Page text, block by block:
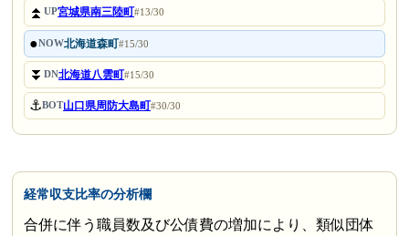
⏫UP宮城県南三陸町#13/30
●NOW北海道森町#15/30
⏬DN北海道八雲町#15/30
⚓BOT山口県周防大島町#30/30
経常収支比率の分析欄
合併に伴う職員数及び公債費の増加により、類似団体